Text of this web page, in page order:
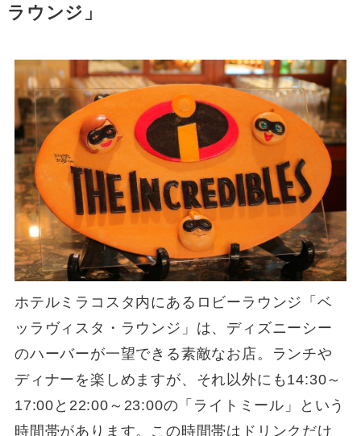
ラウンジ」
ホテルミラコスタ内にあるロビーラウンジ「ベ
ッラヴィスタ・ラウンジ」は、ディズニーシー
のハーバーが一望できる素敵なお店。ランチや
ディナーを楽しめますが、それ以外にも14:30～
17:00と22:00～23:00の「ライトミール」という
時間帯があります。この時間帯はドリンクだけ